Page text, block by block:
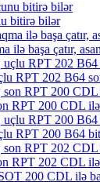
bitirə bilər
ilə başa çatır,
RPT 202 B64
RPT 200 CDL
RPT 200 B64
RPT 202 CDL